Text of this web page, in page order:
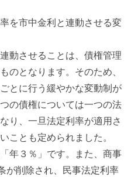
を市中金利と連動させる変
動させることは、債権管理
のとなります。そのため、
とに行う緩やかな変動制が
の債権については一つの法
り、一旦法定利率が適用さ
ことも定められました。
年３％」です。また、商事
が削除され、民事法定利率